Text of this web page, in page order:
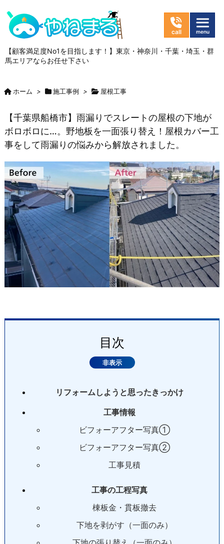
【顧客満足度No1を目指します！】東京・神奈川・千葉・埼玉・群
馬エリアならお任せ下さい
ホーム > 施工事例 > 屋根工事
【千葉県船橋市】雨漏りでスレートの屋根の下地が
ボロボロに…。野地板を一面張り替え！屋根カバー工
事をして雨漏りの悩みから解放されました。
目次
リフォームしようと思ったきっかけ
工事情報
ビフォーアフター写真①
ビフォーアフター写真②
工事見積
工事の工程写真
棟板金・貫板撤去
下地を剥がす（一面のみ）